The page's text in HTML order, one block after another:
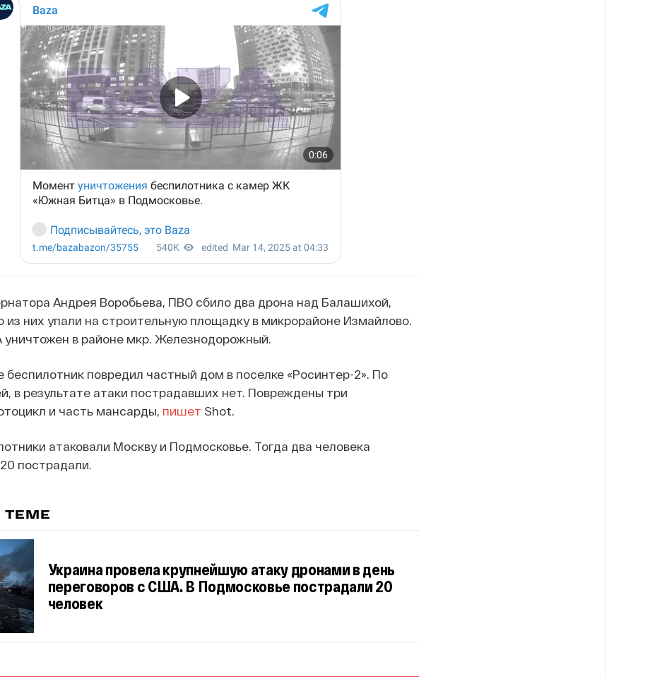
Андрея Воробьева, ПВО сбило два дрона над Балашихой,
из них упали на строительную площадку в микрорайоне Измайлово.
в районе мкр. Железнодорожный.
беспилотник повредил частный дом в поселке «Росинтер-2». По
в результате атаки пострадавших нет. Повреждены три
и часть мансарды, пишет Shot.
атаковали Москву и Подмосковье. Тогда два человека
пострадали.
ТЕМЕ
Украина провела крупнейшую атаку дронами в день
переговоров с США. В Подмосковье пострадали 20
человек